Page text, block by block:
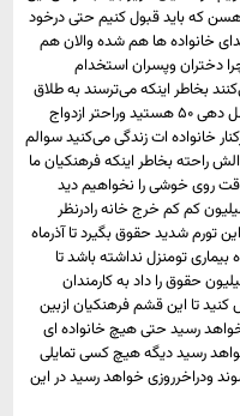
که باید قبول کنیم حتی درخود
خانواده ها هم شده والان هم
دختران وپسران استخدام
بخاطر اینکه می‌ترسند به طلاق
بکشد اقای وزیر یادتان هست شما خودتان ازنسل دهی ۵۰ هستید وراحتر ازدواج
خانواده ات زندگی می‌کنید سوالم
راحته بخاطر اینکه فرهنکیان ما
روی خوشی را نخواهیم دید
کم کم خرج خانه رادرنظر
باید این تورم شدید حقوق بگیرد تا آذرماه
تومنزل نداشته باشد تا
بااین پول به ماه برسد آیا میشه این ۶۰ میلیون حقوق را داد به کارمندان
تا این قشم فرهنکیان ازبین
خواهد رسید حتی هیچ خانواده ای
رسید دیگه هیچ کسی تمایلی
ودراخرروزی خواهد رسید در این